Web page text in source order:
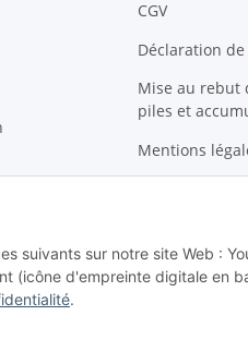
suivants sur notre site Web :
(icône d'empreinte digitale en
.
CGV
Déclaration
Mise au rebut
piles et
Mentions